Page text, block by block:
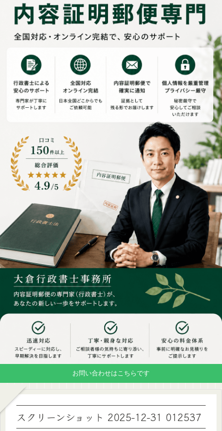
お問い合わせはこちらです
スクリーンショット 2025-12-31 012537